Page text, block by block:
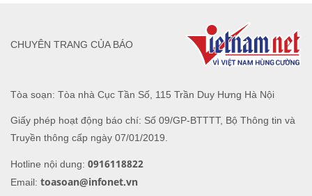
Tòa soạn: Tòa nhà Cục Tần Số, 115 Trần Duy Hưng Hà Nội
Giấy phép hoạt động báo chí: Số 09/GP-BTTTT, Bộ Thông tin và
Truyền thông cấp ngày 07/01/2019.
Hotline nội dung: 0916118822
Email: toasoan@infonet.vn
CHUYÊN TRANG CỦA BÁO